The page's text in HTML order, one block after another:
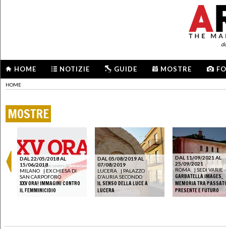
HOME NOTIZIE GUIDE MOSTRE
HOME
MOSTRE
DAL 22/05/2018 AL
15/06/2018
MILANO
| EX CHIESA DI
SAN CARPOFORO
XXV ORA! IMMAGINI CONTRO
IL FEMMINICIDIO
DAL 05/08/2019 AL
07/08/2019
LUCERA
| PALAZZO
D'AURIA SECONDO
IL SENSO DELLA LUCE A
LUCERA
DAL 11/09/2021 AL
25/09/2021
ROMA
| SEDI VARIE
GARBATELLA IMAGES_
MEMORIA TRA
PRESENTE E FUTURO